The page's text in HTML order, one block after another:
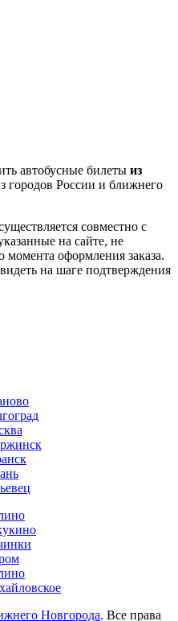
автобусные билеты из
городов России и ближнего
совместно с
на сайте, не
оформления заказа.
на шаге подтверждения
Новгорода. Все права